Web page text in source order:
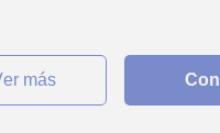
ver más